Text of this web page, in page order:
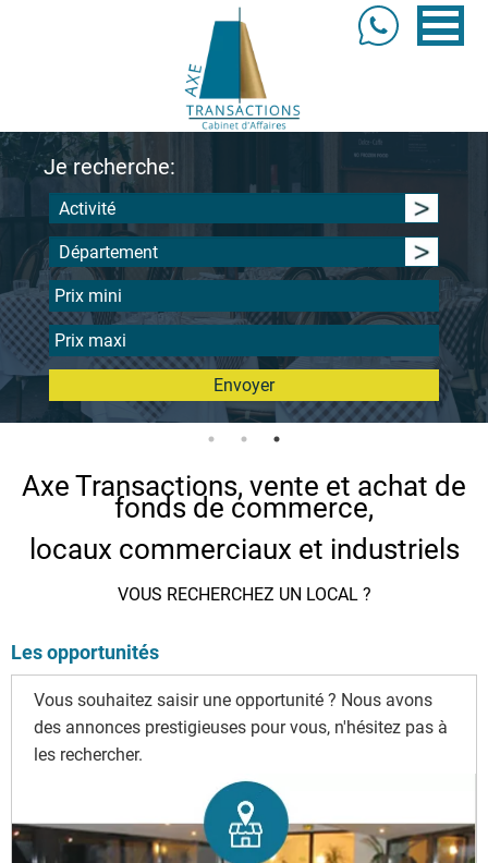
Je recherche:
Activité
Département
Envoyer
Axe Transactions, vente et achat de
fonds de commerce,
locaux commerciaux et industriels
VOUS RECHERCHEZ UN LOCAL ?
Les opportunités
Vous souhaitez saisir une opportunité ? Nous avons
des annonces prestigieuses pour vous, n'hésitez pas à
les rechercher.